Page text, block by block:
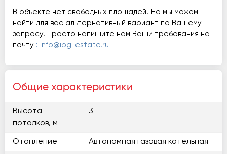
В объекте нет свободных площадей. Но мы можем
найти для вас альтернативный вариант по Вашему
запросу. Просто напишите нам Ваши требования на
почту : info@ipg-estate.ru
Общие характеристики
Высота
потолков, м
3
Отопление Автономная газовая котельная